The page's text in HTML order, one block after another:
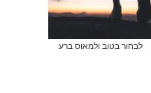
לבחור בטוב ולמאוס ברע